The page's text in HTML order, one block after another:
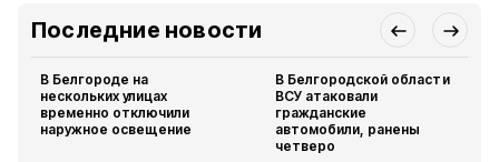
Последние новости
В Белгороде на
нескольких улицах
временно отключили
наружное освещение
В Белгородской области
ВСУ атаковали
гражданские
автомобили, ранены
четверо